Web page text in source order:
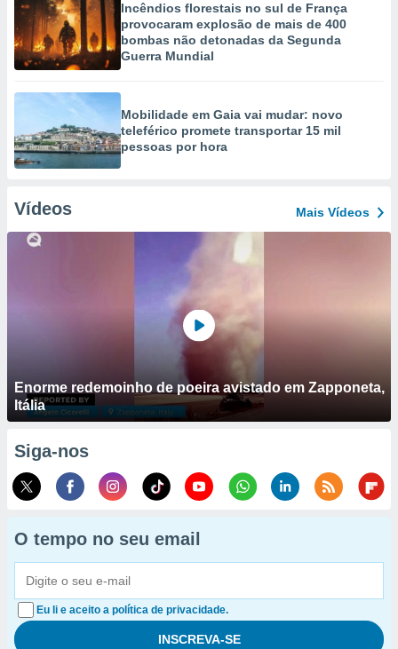
Incêndios florestais no sul de França
provocaram explosão de mais de 400
bombas não detonadas da Segunda
Guerra Mundial
Mobilidade em Gaia vai mudar: novo
teleférico promete transportar 15 mil
pessoas por hora
Vídeos Mais Vídeos
Enorme redemoinho de poeira avistado em Zapponeta,
Itália
Siga-nos
O tempo no seu email
Eu li e aceito a política de privacidade.